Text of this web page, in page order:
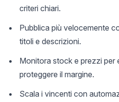
criteri chiari.
Pubblica più velocemente
titoli e descrizioni.
Monitora stock e prezzi per
proteggere il margine.
Scala i vincenti con